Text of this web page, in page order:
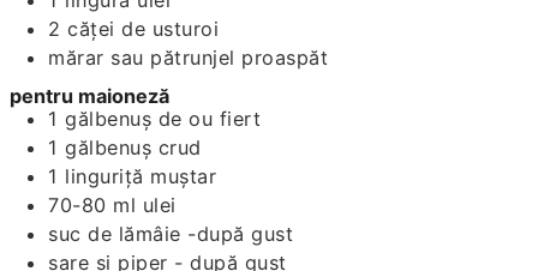
2 căţei de usturoi
mărar sau pătrunjel proaspăt
pentru maioneză
1 gălbenuș de ou fiert
1 gălbenuş crud
1 linguriță muștar
70-80 ml ulei
suc de lămâie -după gust
sare și piper - după gust